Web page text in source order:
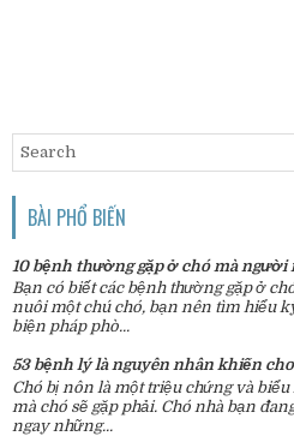
BÀI PHỔ BIẾN
10 bệnh thường gặp ở chó mà người
Bạn có biết các bệnh thường gặp ở
nuôi một chú chó, bạn nên tìm hiểu
biện pháp phò...
53 bệnh lý là nguyên nhân khiến
Chó bị nôn là một triệu chứng và
mà chó sẽ gặp phải. Chó nhà bạn
ngay những...